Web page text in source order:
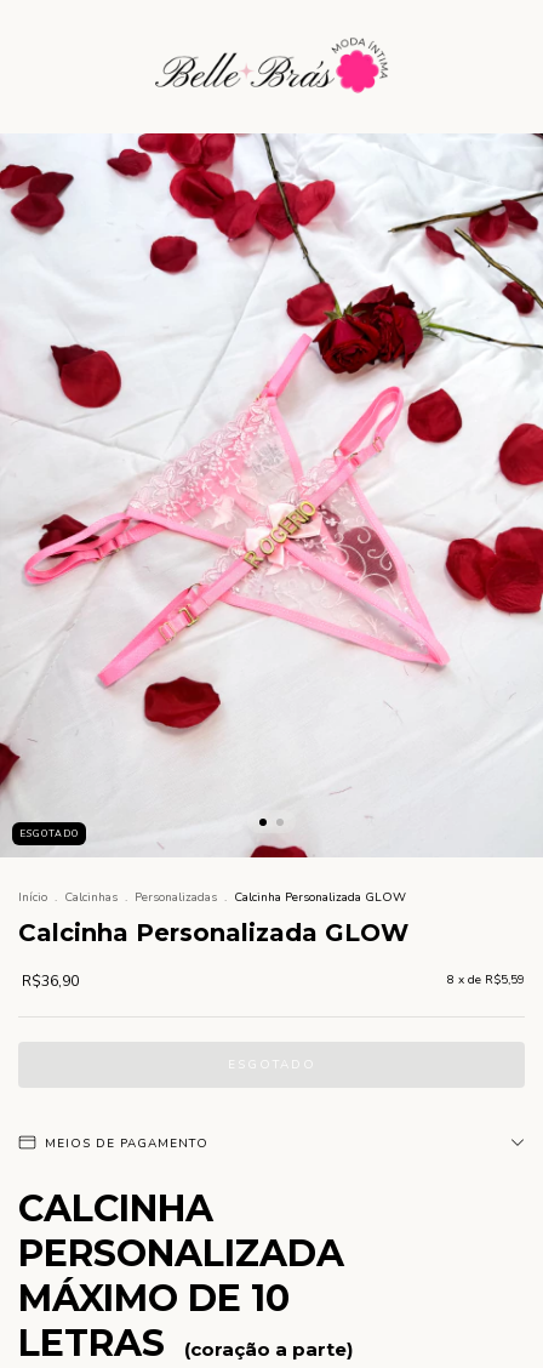
ESGOTADO
Início . Calcinhas . Personalizadas . Calcinha Personalizada GLOW
Calcinha Personalizada GLOW
R$36,90 8 x de R$5,59
MEIOS DE PAGAMENTO
CALCINHA
PERSONALIZADA
MÁXIMO DE 10
LETRAS
(coração a parte)